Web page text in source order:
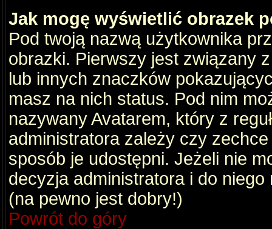
Jak mogę wyświetlić obrazek
Pod twoją nazwą użytkownika
obrazki. Pierwszy jest związany
lub innych znaczków
masz na nich status. Pod nim
nazywany Avatarem, który z
administratora zależy czy
sposób je udostępni. Jeżeli nie
decyzja administratora i do
(na pewno jest dobry!)
Powrót do góry